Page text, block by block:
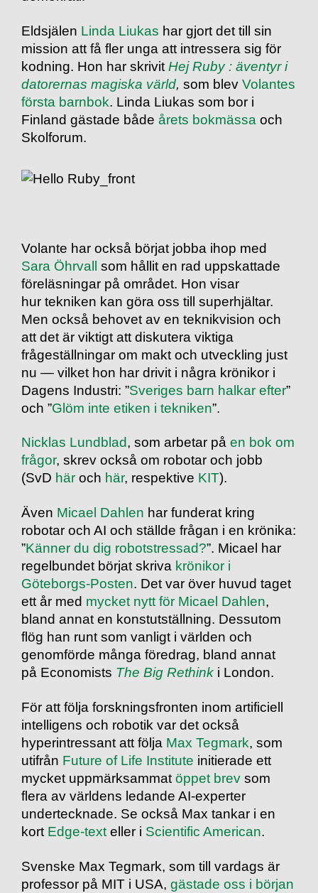
Eldsjälen Linda Liukas har gjort det till sin
mission att få fler unga att intressera sig för
kodning. Hon har skrivit Hej Ruby : äventyr i
datorernas magiska värld, som blev Volantes
första barnbok. Linda Liukas som bor i
Finland gästade både årets bokmässa och
Skolforum.
Volante har också börjat jobba ihop med
Sara Öhrvall som hållit en rad uppskattade
föreläsningar på området. Hon visar
hur tekniken kan göra oss till superhjältar.
Men också behovet av en teknikvision och
att det är viktigt att diskutera viktiga
frågeställningar om makt och utveckling just
nu — vilket hon har drivit i några krönikor i
Dagens Industri: ”Sveriges barn halkar efter”
och ”Glöm inte etiken i tekniken”.
Nicklas Lundblad, som arbetar på en bok om
frågor, skrev också om robotar och jobb
(SvD här och här, respektive KIT).
Även Micael Dahlen har funderat kring
robotar och AI och ställde frågan i en krönika:
”Känner du dig robotstressad?”. Micael har
regelbundet börjat skriva krönikor i
Göteborgs-Posten. Det var över huvud taget
ett år med mycket nytt för Micael Dahlen,
bland annat en konstutställning. Dessutom
flög han runt som vanligt i världen och
genomförde många föredrag, bland annat
på Economists The Big Rethink i London.
För att följa forskningsfronten inom artificiell
intelligens och robotik var det också
hyperintressant att följa Max Tegmark, som
utifrån Future of Life Institute initierade ett
mycket uppmärksammat öppet brev som
flera av världens ledande AI-experter
undertecknade. Se också Max tankar i en
kort Edge-text eller i Scientific American.
Svenske Max Tegmark, som till vardags är
professor på MIT i USA, gästade oss i början